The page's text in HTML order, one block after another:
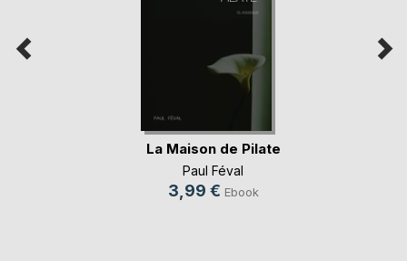
La Maison de Pilate
Paul Féval
3,99 € Ebook